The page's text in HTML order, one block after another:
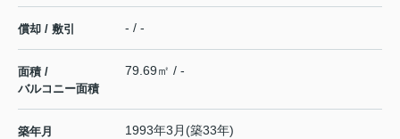
償却 / 敷引 - / -
面積 /
バルコニー面積
79.69㎡ / -
築年月 1993年3月(築33年)